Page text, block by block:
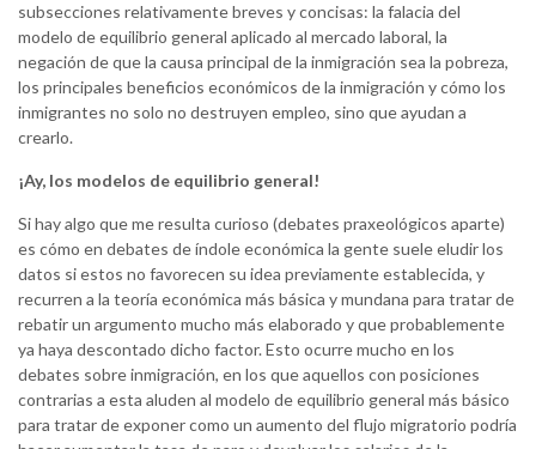
subsecciones relativamente breves y concisas: la falacia del
modelo de equilibrio general aplicado al mercado laboral, la
negación de que la causa principal de la inmigración sea la pobreza,
los principales beneficios económicos de la inmigración y cómo los
inmigrantes no solo no destruyen empleo, sino que ayudan a
crearlo.
¡Ay, los modelos de equilibrio general!
Si hay algo que me resulta curioso (debates praxeológicos aparte)
es cómo en debates de índole económica la gente suele eludir los
datos si estos no favorecen su idea previamente establecida, y
recurren a la teoría económica más básica y mundana para tratar de
rebatir un argumento mucho más elaborado y que probablemente
ya haya descontado dicho factor. Esto ocurre mucho en los
debates sobre inmigración, en los que aquellos con posiciones
contrarias a esta aluden al modelo de equilibrio general más básico
para tratar de exponer como un aumento del flujo migratorio podría